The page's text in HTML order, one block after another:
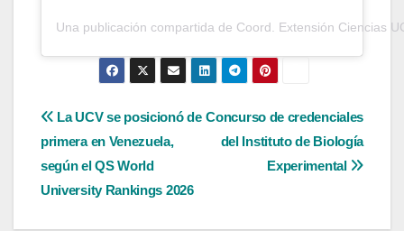
Una publicación compartida de Coord. Extensión Ciencias
Navegación
de
entradas
Concurso de credenciales
del Instituto de Biología
Experimental
La UCV se posicionó de
primera en Venezuela,
según el QS World
University Rankings 2026